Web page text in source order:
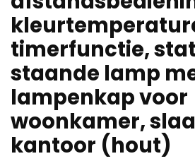
timerfunctie,
staande lamp
lampenkap voor
woonkamer,
kantoor (hout)